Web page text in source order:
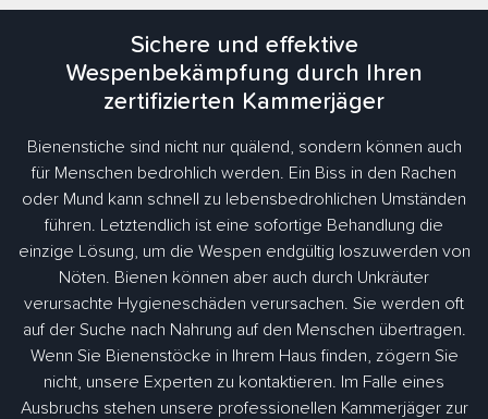
Sichere und effektive
Wespenbekämpfung durch Ihren
zertifizierten Kammerjäger
Bienenstiche sind nicht nur quälend, sondern können auch
für Menschen bedrohlich werden. Ein Biss in den Rachen
oder Mund kann schnell zu lebensbedrohlichen Umständen
führen. Letztendlich ist eine sofortige Behandlung die
einzige Lösung, um die Wespen endgültig loszuwerden von
Nöten. Bienen können aber auch durch Unkräuter
verursachte Hygieneschäden verursachen. Sie werden oft
auf der Suche nach Nahrung auf den Menschen übertragen.
Wenn Sie Bienenstöcke in Ihrem Haus finden, zögern Sie
nicht, unsere Experten zu kontaktieren. Im Falle eines
Ausbruchs stehen unsere professionellen Kammerjäger zur